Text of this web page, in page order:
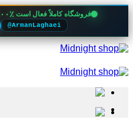
فروشگاه کاملاً فعال است
@ArmanLaghaei
Skip
to